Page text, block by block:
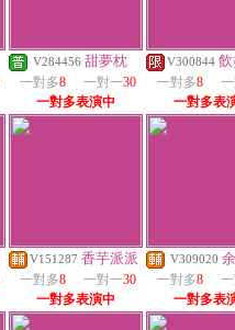
V284456 甜夢枕
一對多8 一對一30
一對多表演中
V300844
一對多8
一對多表
V151287 香芋派派
一對多8 一對一30
一對多表演中
V309020
一對多8
一對多表